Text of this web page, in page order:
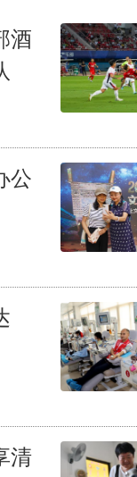
酒
公
清